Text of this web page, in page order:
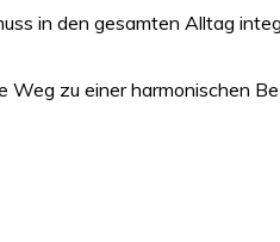
in den gesamten Alltag
zu einer harmonischen